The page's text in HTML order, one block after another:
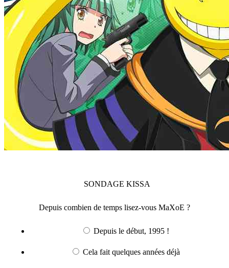
SONDAGE KISSA
Depuis combien de temps lisez-vous MaXoE ?
Depuis le début, 1995 !
Cela fait quelques années déjà